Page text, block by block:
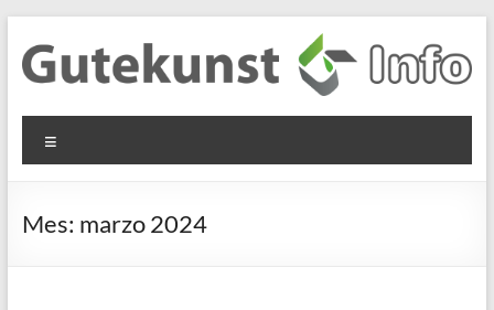
contenido
Gutekunst
Formfedern
GmbH
Informationen
Flachmaterial
Mes: marzo 2024